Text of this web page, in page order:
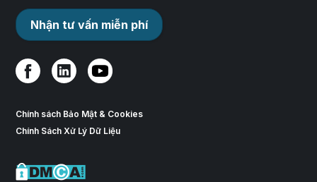
Nhận tư vấn miễn phí
Chính sách Bảo Mật & Cookies
Chính Sách Xử Lý Dữ Liệu